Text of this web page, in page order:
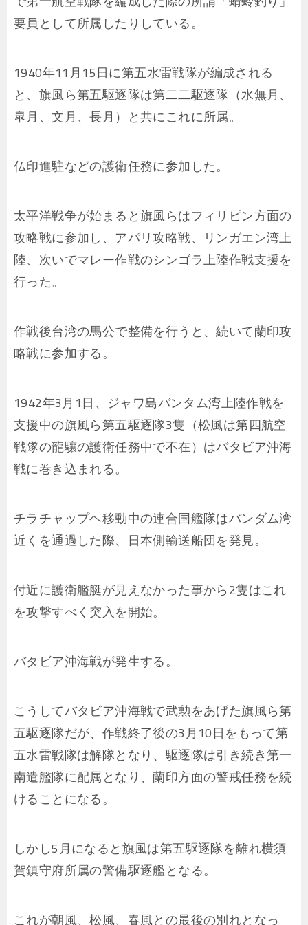
要員として所属したりしている。
1940年11月15日に第五水雷戦隊が編成される
と、旗風ら第五駆逐隊は第二二駆逐隊（水無月、
皐月、文月、長月）と共にこれに所属。
仏印進駐などの護衛任務に参加した。
太平洋戦争が始まると旗風らはフィリピン方面の
攻略戦に参加し、アパリ攻略戦、リンガエン湾上
陸、次いでマレー作戦のシンゴラ上陸作戦支援を
行った。
作戦後台湾の馬公で整備を行うと、続いて蘭印攻
略戦に参加する。
1942年3月1日、ジャワ島バンタム湾上陸作戦を
支援中の旗風ら第五駆逐隊3隻（松風は第四航空
戦隊の龍驤の護衛任務中で不在）はバタビア沖海
戦に巻き込まれる。
チラチャップヘ移動中の連合国艦隊はバンダム湾
近くを通過した際、日本側輸送船団を発見。
付近に護衛艦艇が見えなかった事から2隻はこれ
を攻撃すべく突入を開始。
バタビア沖海戦が発生する。
こうしてバタビア沖海戦で武勲をあげた旗風ら第
五駆逐隊だが、作戦終了後の3月10日をもって第
五水雷戦隊は解隊となり、駆逐隊は引き続き第一
南遣艦隊に配属となり、蘭印方面の警戒任務を続
けることになる。
しかし5月になると旗風は第五駆逐隊を離れ横須
賀鎮守府所属の警備駆逐艦となる。
これが朝風、松風、春風との最後の別れとなっ